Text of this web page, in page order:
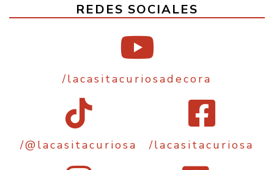
REDES SOCIALES
/lacasitacuriosadecora
/@lacasitacuriosa /lacasitacuriosa